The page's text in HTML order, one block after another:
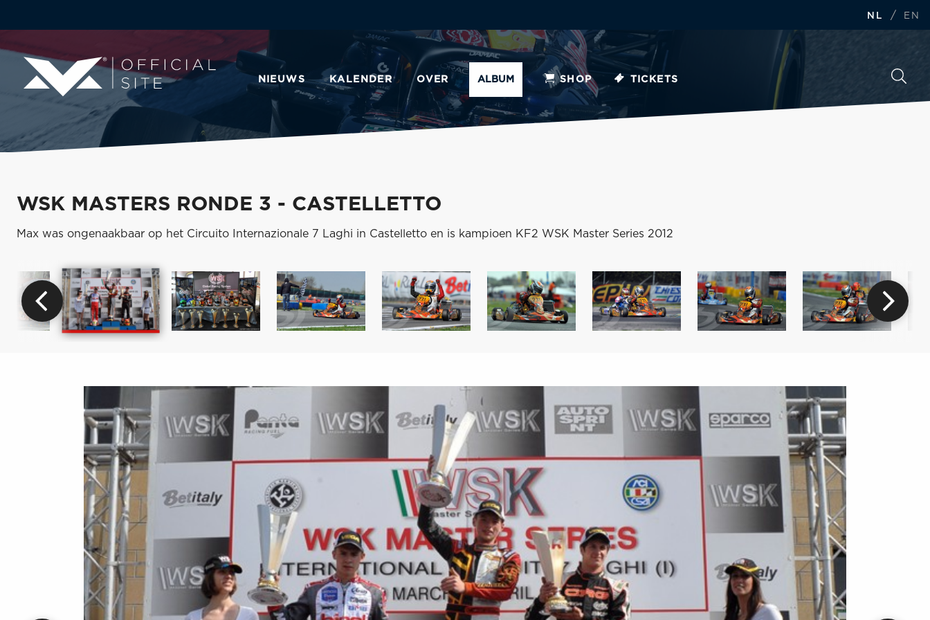
NL / EN
NIEUWS KALENDER OVER ALBUM SHOP TICKETS
WSK MASTERS RONDE 3 - CASTELLETTO
Max was ongenaakbaar op het Circuito Internazionale 7 Laghi in Castelletto en is kampioen KF2 WSK Master Series 2012